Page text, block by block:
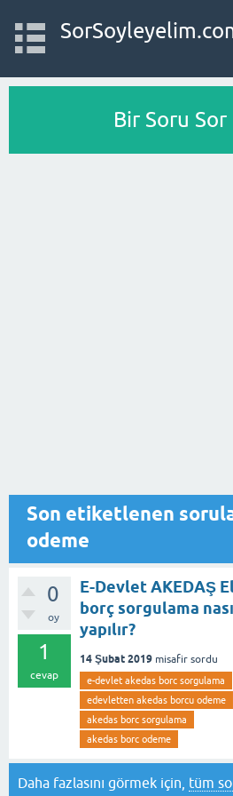
Bir Soru Sor
Son etiketlenen
odeme
0
oy
1
cevap
E-Devlet AKEDAŞ
borç sorgulama
yapılır?
14 Şubat 2019 misafir sordu
e-devlet akedas borc sorgulama
edevletten akedas borcu odeme
akedas borc sorgulama
akedas borc odeme
Daha fazlasını görmek için, tüm